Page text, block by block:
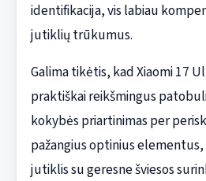
identifikacija, vis labiau
jutiklių trūkumus.
Galima tikėtis, kad Xiaomi 17
praktiškai reikšmingus
kokybės priartinimas per
pažangius optinius
jutiklis su geresne šviesos